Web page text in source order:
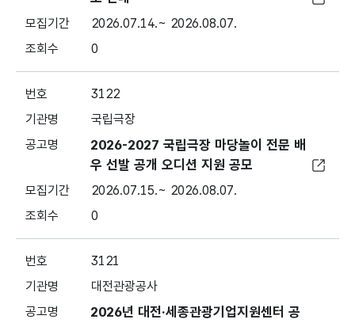
2026.07.14.~ 2026.08.07.
0
3122
국립극장
2026-2027 국립극장 마당놀이 전문 배
우 선발 공개 오디션 지원 공모
2026.07.15.~ 2026.08.07.
0
3121
대전관광공사
2026년 대전·세종관광기업지원센터 공